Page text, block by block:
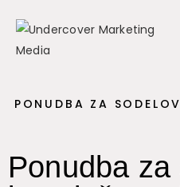
PONUDBA ZA
Ponudba